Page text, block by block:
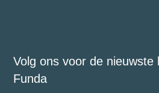
Volg ons voor de nieuwste
Funda